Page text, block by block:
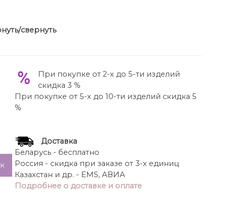
от Celentano! Этот стильный комплект,
ярким акцентом в вашем гардеробе и
Брюки:
расширены от линии бедер к низу.
(с учетом пояса): 104 см.
карманы по боковым швам.
талию и создаст женственный силуэт.
спинке: 60 см.
с резинкой по низу, создающей легкий объем.
Celentano M 5053?
блузка и строгая сумка – для создания
делового образа.
свернуть
При покупке от 2-х до 5-ти изделий
скидка 3 %
При покупке от 5-х до 10-ти изделий скидка 5
%
Доставка
Беларусь - бесплатно
Россия - скидка при заказе от 3-х единиц
Казахстан и др. - EMS, АВИА
Подробнее о доставке и оплате